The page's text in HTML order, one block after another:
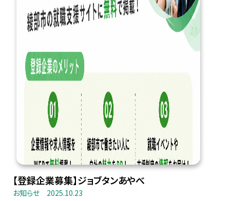
【登録企業募集】ジョブタンあやべ
お知らせ 2025.10.23